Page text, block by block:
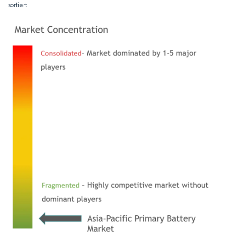
sortiert